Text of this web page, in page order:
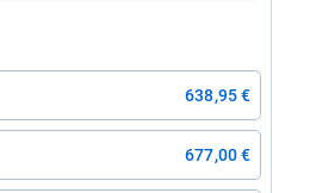
638,95 €
677,00 €